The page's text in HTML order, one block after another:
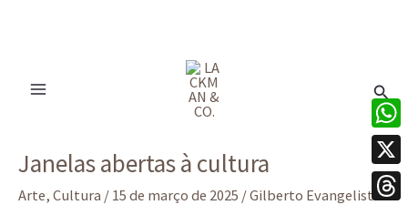
Janelas abertas à cultura
Arte, Cultura / 15 de março de 2025 /Gilberto Evangelista -
abertas
à
X